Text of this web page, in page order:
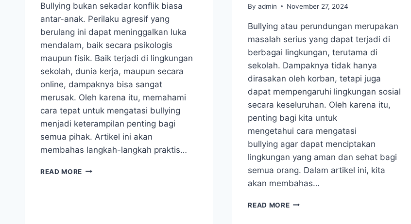
Bullying bukan sekadar konflik biasa
antar-anak. Perilaku agresif yang
berulang ini dapat meninggalkan luka
mendalam, baik secara psikologis
maupun fisik. Baik terjadi di lingkungan
sekolah, dunia kerja, maupun secara
online, dampaknya bisa sangat
merusak. Oleh karena itu, memahami
cara tepat untuk mengatasi bullying
menjadi keterampilan penting bagi
semua pihak. Artikel ini akan
membahas langkah-langkah praktis…
READ MORE MENGATASI
By admin November 27, 2024
Bullying atau perundungan merupakan
masalah serius yang dapat terjadi di
berbagai lingkungan, terutama di
sekolah. Dampaknya tidak hanya
dirasakan oleh korban, tetapi juga
dapat mempengaruhi lingkungan sosial
secara keseluruhan. Oleh karena itu,
penting bagi kita untuk
mengetahui cara mengatasi
bullying agar dapat menciptakan
lingkungan yang aman dan sehat bagi
semua orang. Dalam artikel ini, kita
akan membahas…
READ MORECARA